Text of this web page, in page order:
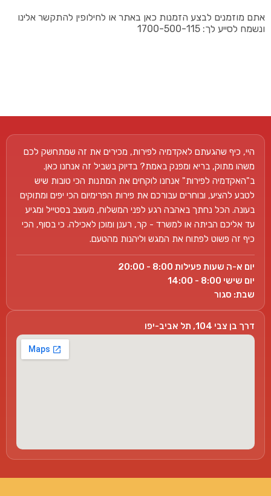
אתם מוזמנים לבצע הזמנות כאן באתר או לחילופין להתקשר אלינו
ונשמח לסייע לך: 1700-500-115
היי, כיף שהגעתם לאקדמיה לפירות, מכירים את זה שמתחשק לכם
משהו מתוק, בריא ומפנק באמת? בדיוק בשביל זה אנחנו כאן.
ב"האקדמיה לפירות" אנחנו לוקחים את המתנות הכי טובות שיש
לטבע להציע, ובוחרים עבורכם את פירות הפרימיום הכי יפים ומתוקים
בעונה. הכל נחתך באהבה רגע לפני המשלוח, מעוצב בסטייל ומגיע
עד אליכם הביתה או למשרד - קר, רענן ומוכן לאכילה. כי בסוף, הכי
כיף זה פשוט לפתוח את המגש וליהנות מהטעם.
יום א-ה שעות פעילות 8:00 - 20:00
יום שישי 8:00 - 14:00
שבת: סגור
דרך בן צבי 104, תל אביב-יפו